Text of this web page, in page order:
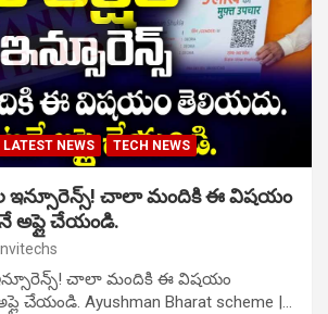
LATEST NEWS TECH NEWS
ఇన్సూరెన్స్! చాలా మందికి ఈ విషయం
అప్లై చేయండి.
చాలా మందికి ఈ విషయం
చేయండి. Ayushman Bharat scheme |…